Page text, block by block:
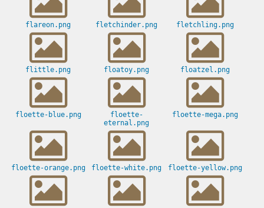
flareon.png fletchinder.png fletchling.png
flittle.png floatoy.png floatzel.png
floette-blue.png
floette-
eternal.png
floette-mega.png
floette-orange.png floette-white.png floette-yellow.png